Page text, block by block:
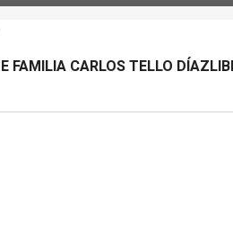
se aplica automáticamente en el carrito
FAMILIA CARLOS TELLO